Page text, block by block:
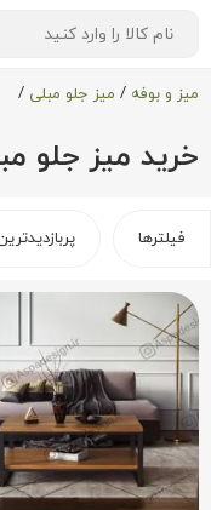
میز و بوفه / میز جلو مبلی /
خرید میز جلو
فیلترها